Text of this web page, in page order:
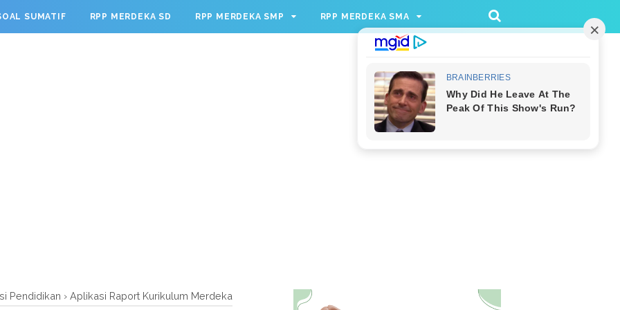
{ googletag.defineSlot('/23209888932/rppmer', [336, 280], 'div-gpt-ad-1733174991559-
googletag.enableServices(); });
SUMATIF RPP MERDEKA SD RPP MERDEKA SMP RPP MERDEKA SMA
Pendidikan › Aplikasi Raport Kurikulum Merdeka